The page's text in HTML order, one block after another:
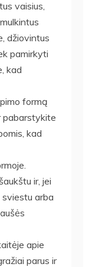
vaisius,
džiovintus
pamirkyti
kad
formą
pabarstykite
kad
ir, jei
arba
apie
parus ir